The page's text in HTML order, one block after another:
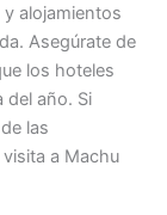
alojamientos
Asegúrate de
los hoteles
del año. Si
las
a Machu